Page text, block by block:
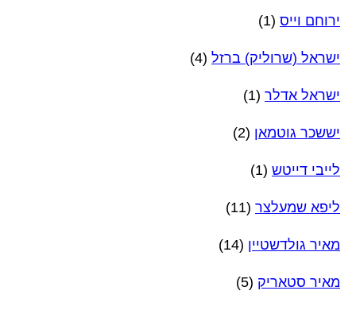
ירוחם וייס (1)
ישראל (שרוליק) ברזל (4)
ישראל אדלר (1)
יששכר גוטמאן (2)
לייבי דייטש (1)
ליפא שמעלצר (11)
מאיר גולדשטיין (14)
מאיר סטאריק (5)